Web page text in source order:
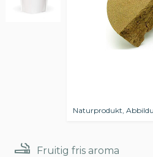
Naturprodukt,
Fruitig fris aroma